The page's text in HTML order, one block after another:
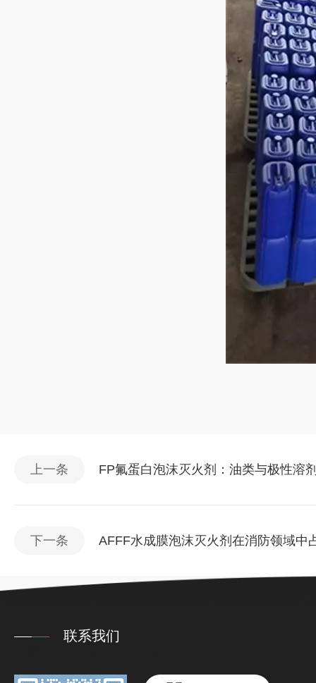
上一条 FP氟蛋白泡沫灭火剂：油类与极性溶
下一条 AFFF水成膜泡沫灭火剂在消防领域中
联系我们